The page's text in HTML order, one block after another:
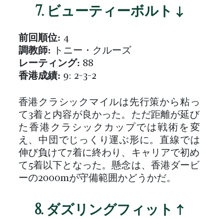
7. ビューティーボルト ↓
前回順位: 4
調教師: トニー・クルーズ
レーティング: 88
香港成績: 9: 2-3-2
香港クラシックマイルは先行策から粘っ
て3着と内容が良かった。ただ距離が延び
た香港クラシックカップでは戦術を変
え、中団でじっくり運ぶ形に。直線では
伸び負けて7着に終わり、キャリアで初め
て5着以下となった。懸念は、香港ダービ
ーの2000mが守備範囲かどうかだ。
8. ダズリングフィット ↑